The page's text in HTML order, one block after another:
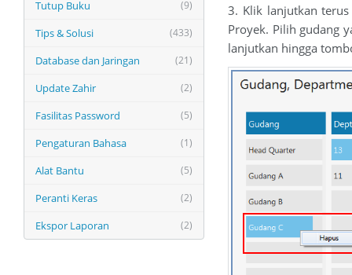
(9)
Tutup Buku
(433)
Tips & Solusi
(21)
Database dan Jaringan
(2)
Update Zahir
(5)
Fasilitas Password
(1)
Pengaturan Bahasa
(5)
Alat Bantu
(2)
Peranti Keras
(2)
Ekspor Laporan
3. Klik lanjutkan
Proyek. Pilih gudang
lanjutkan hingga